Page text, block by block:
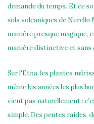
demande du temps. Et ce
sols volcaniques de
manière presque magique,
manière distinctive et sans
Sur l'Etna, les plantes
même les années les plus
vient pas naturellement :
simple. Des pentes raides,